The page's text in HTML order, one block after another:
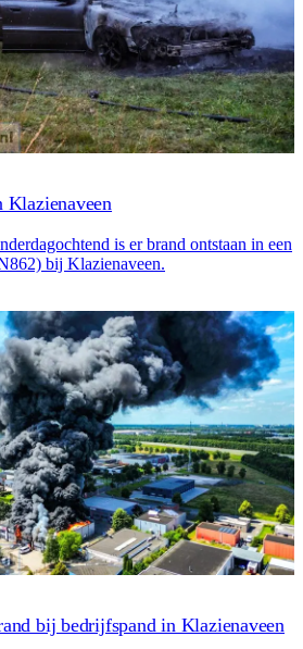
Klazienaveen
is er brand ontstaan in een
bij Klazienaveen.
bij bedrijfspand in Klazienaveen